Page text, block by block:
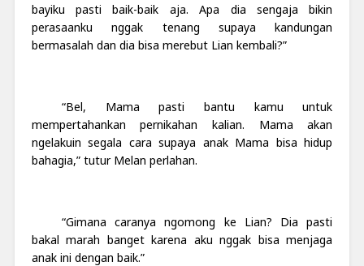
bayiku pasti baik-baik aja. Apa dia sengaja bikin
perasaanku nggak tenang supaya kandungan
bermasalah dan dia bisa merebut Lian kembali?”
“Bel, Mama pasti bantu kamu untuk
mempertahankan pernikahan kalian. Mama akan
ngelakuin segala cara supaya anak Mama bisa hidup
bahagia,” tutur Melan perlahan.
“Gimana caranya ngomong ke Lian? Dia pasti
bakal marah banget karena aku nggak bisa menjaga
anak ini dengan baik.”